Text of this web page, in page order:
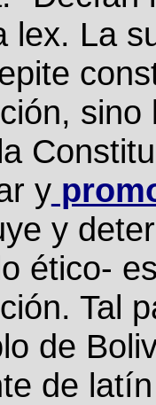
lex. La
sino
y
y
ético-
Tal
de
de latín